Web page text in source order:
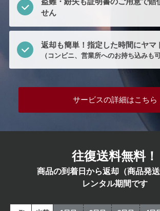
せん
返却も簡単！指定した時間にヤマ
（コンビニ、営業所へのお持ち込みも可
サービスの詳細はこちら
往復送料無料！
商品の到着日から返却（商品発
レンタル期間です
ご注文